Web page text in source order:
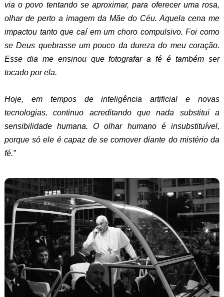
via o povo tentando se aproximar, para oferecer uma rosa,
olhar de perto a imagem da Mãe do Céu. Aquela cena me
impactou tanto que caí em um choro compulsivo. Foi como
se Deus quebrasse um pouco da dureza do meu coração.
Esse dia me ensinou que fotografar a fé é também ser
tocado por ela.
Hoje, em tempos de inteligência artificial e novas
tecnologias, continuo acreditando que nada substitui a
sensibilidade humana. O olhar humano é insubstituível,
porque só ele é capaz de se comover diante do mistério da
fé.”